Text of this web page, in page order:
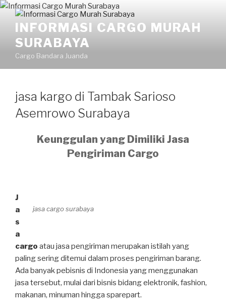
INFORMASI CARGO MURAH
SURABAYA
Cargo Bandara Juanda
jasa kargo di Tambak Sarioso
Asemrowo Surabaya
Keunggulan yang Dimiliki Jasa
Pengiriman Cargo
jasa cargo surabaya
J
a
s
a
cargo atau jasa pengiriman merupakan istilah yang
paling sering ditemui dalam proses pengiriman barang.
Ada banyak pebisnis di Indonesia yang menggunakan
jasa tersebut, mulai dari bisnis bidang elektronik, fashion,
makanan, minuman hingga sparepart.